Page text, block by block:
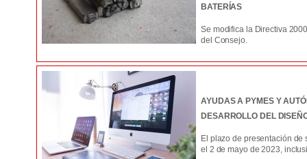
BATERÍAS
Se modifica la Directiva
del Consejo.
AYUDAS A PYMES Y
DESARROLLO DEL
El plazo de presentación
el 2 de mayo de 2023,